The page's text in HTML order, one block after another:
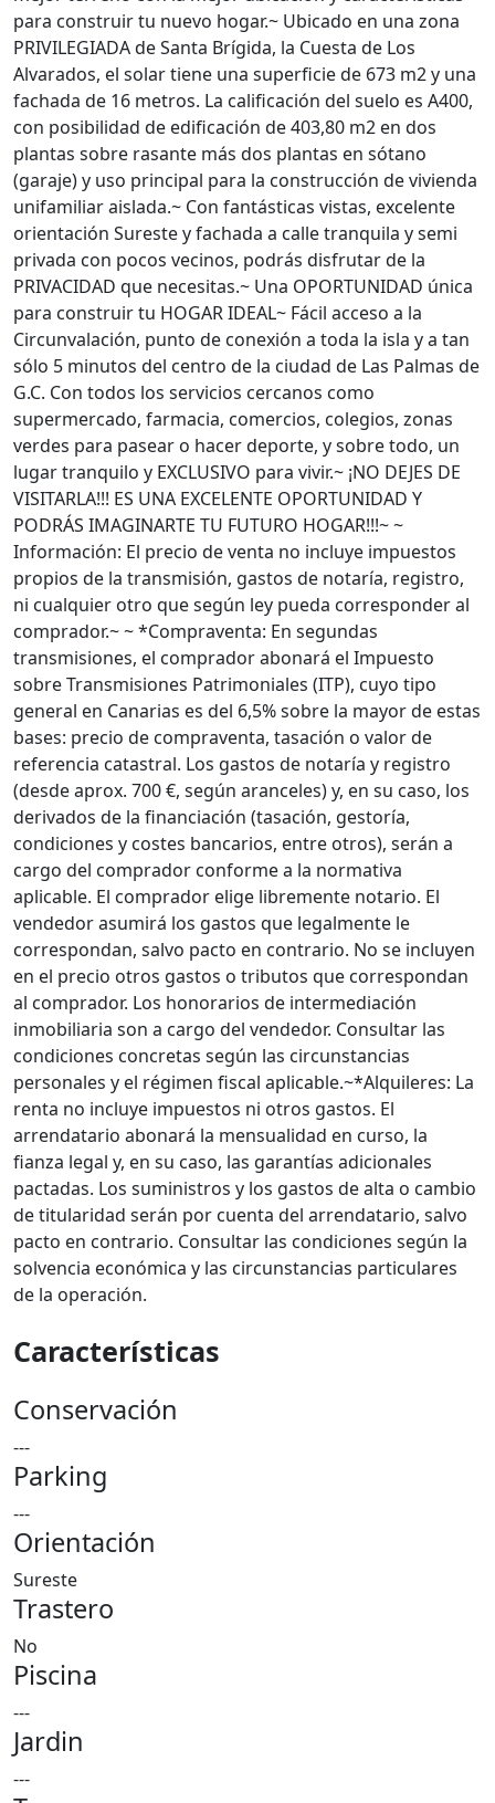
para construir tu nuevo hogar.~ Ubicado en una zona
PRIVILEGIADA de Santa Brígida, la Cuesta de Los
Alvarados, el solar tiene una superficie de 673 m2 y una
fachada de 16 metros. La calificación del suelo es A400,
con posibilidad de edificación de 403,80 m2 en dos
plantas sobre rasante más dos plantas en sótano
(garaje) y uso principal para la construcción de vivienda
unifamiliar aislada.~ Con fantásticas vistas, excelente
orientación Sureste y fachada a calle tranquila y semi
privada con pocos vecinos, podrás disfrutar de la
PRIVACIDAD que necesitas.~ Una OPORTUNIDAD única
para construir tu HOGAR IDEAL~ Fácil acceso a la
Circunvalación, punto de conexión a toda la isla y a tan
sólo 5 minutos del centro de la ciudad de Las Palmas de
G.C. Con todos los servicios cercanos como
supermercado, farmacia, comercios, colegios, zonas
verdes para pasear o hacer deporte, y sobre todo, un
lugar tranquilo y EXCLUSIVO para vivir.~ ¡NO DEJES DE
VISITARLA!!! ES UNA EXCELENTE OPORTUNIDAD Y
PODRÁS IMAGINARTE TU FUTURO HOGAR!!!~ ~
Información: El precio de venta no incluye impuestos
propios de la transmisión, gastos de notaría, registro,
ni cualquier otro que según ley pueda corresponder al
comprador.~ ~ *Compraventa: En segundas
transmisiones, el comprador abonará el Impuesto
sobre Transmisiones Patrimoniales (ITP), cuyo tipo
general en Canarias es del 6,5% sobre la mayor de estas
bases: precio de compraventa, tasación o valor de
referencia catastral. Los gastos de notaría y registro
(desde aprox. 700 €, según aranceles) y, en su caso, los
derivados de la financiación (tasación, gestoría,
condiciones y costes bancarios, entre otros), serán a
cargo del comprador conforme a la normativa
aplicable. El comprador elige libremente notario. El
vendedor asumirá los gastos que legalmente le
correspondan, salvo pacto en contrario. No se incluyen
en el precio otros gastos o tributos que correspondan
al comprador. Los honorarios de intermediación
inmobiliaria son a cargo del vendedor. Consultar las
condiciones concretas según las circunstancias
personales y el régimen fiscal aplicable.~*Alquileres: La
renta no incluye impuestos ni otros gastos. El
arrendatario abonará la mensualidad en curso, la
fianza legal y, en su caso, las garantías adicionales
pactadas. Los suministros y los gastos de alta o cambio
de titularidad serán por cuenta del arrendatario, salvo
pacto en contrario. Consultar las condiciones según la
solvencia económica y las circunstancias particulares
de la operación.
Características
Conservación
---
Parking
---
Orientación
Sureste
Trastero
No
Piscina
---
Jardin
---